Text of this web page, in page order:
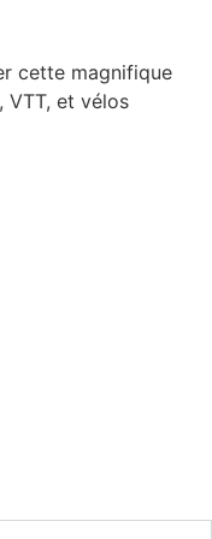
cette magnifique
VTT, et vélos